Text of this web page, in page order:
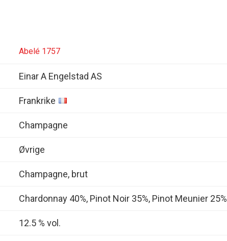
Abelé 1757
Einar A Engelstad AS
Frankrike
Champagne
Øvrige
Champagne, brut
Chardonnay 40%, Pinot Noir 35%, Pinot Meunier 25%
12.5 % vol.